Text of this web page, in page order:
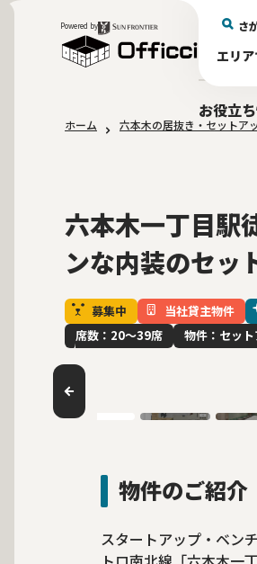
Powered by さ
エリア
セ
テ
居
お役立
ホーム 六本木の居抜き・セットア
六本木一丁目駅
ンな内装のセッ
募集中 当社貸主物件
席数：20〜39席
物件：セッ
物件のご紹介
スタートアップ・ベン